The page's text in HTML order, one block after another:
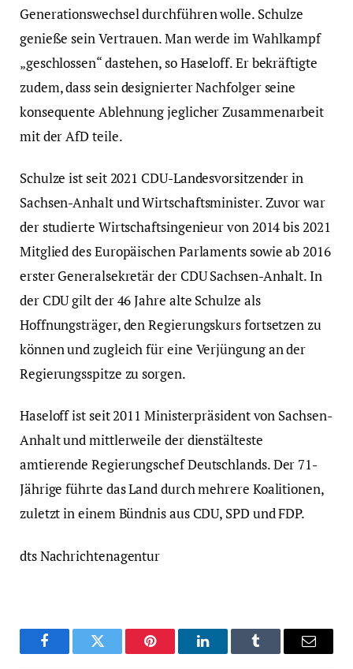
Generationswechsel durchführen wolle. Schulze
genieße sein Vertrauen. Man werde im Wahlkampf
„geschlossen“ dastehen, so Haseloff. Er bekräftigte
zudem, dass sein designierter Nachfolger seine
konsequente Ablehnung jeglicher Zusammenarbeit
mit der AfD teile.
Schulze ist seit 2021 CDU-Landesvorsitzender in
Sachsen-Anhalt und Wirtschaftsminister. Zuvor war
der studierte Wirtschaftsingenieur von 2014 bis 2021
Mitglied des Europäischen Parlaments sowie ab 2016
erster Generalsekretär der CDU Sachsen-Anhalt. In
der CDU gilt der 46 Jahre alte Schulze als
Hoffnungsträger, den Regierungskurs fortsetzen zu
können und zugleich für eine Verjüngung an der
Regierungsspitze zu sorgen.
Haseloff ist seit 2011 Ministerpräsident von Sachsen-
Anhalt und mittlerweile der dienstälteste
amtierende Regierungschef Deutschlands. Der 71-
Jährige führte das Land durch mehrere Koalitionen,
zuletzt in einem Bündnis aus CDU, SPD und FDP.
dts Nachrichtenagentur
FacebookTwitter Pinterest LinkedInTumblr Email